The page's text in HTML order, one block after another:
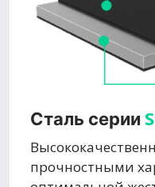
Сталь серии
прочностными